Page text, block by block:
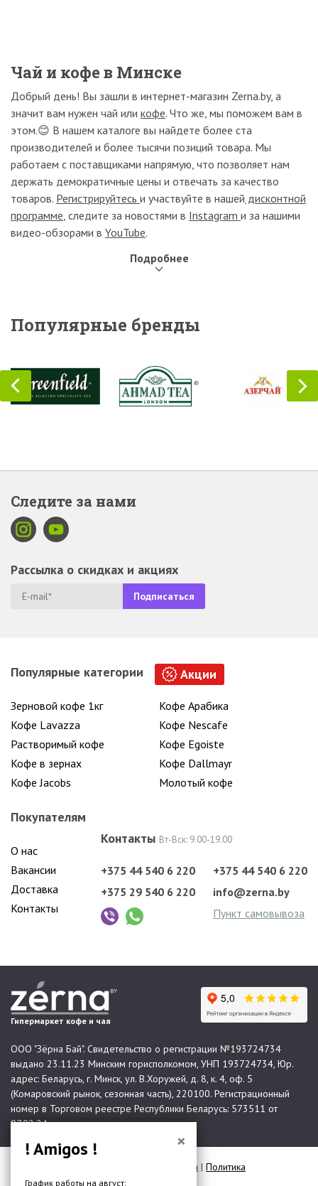
Чай и кофе в Минске
Добрый день! Вы зашли в интернет-магазин Zerna.by, а
значит вам нужен чай или кофе. Что же, мы поможем вам в
этом.😊 В нашем каталоге вы найдете более ста
производителей и более тысячи позиций товара. Мы
работаем с поставщиками напрямую, что позволяет нам
держать демократичные цены и отвечать за качество
товаров. Регистрируйтесь и участвуйте в нашей дисконтной
программе , следите за новостями в Instagram и за нашими
видео-обзорами в YouTube.
Zerna.by – ваш надежный проводник в мире чая и кофе!
Подробнее
Популярные бренды
Следите за нами
Рассылка о скидках и акциях
Популярные категории Акции
Зерновой кофе 1кг
Кофе Арабика
Кофе Lavazza
Кофе Nescafe
Растворимый кофе
Кофе Egoiste
Кофе в зернах
Кофе Dallmayr
Кофе Jacobs
Молотый кофе
Покупателям
О нас
Вакансии
Доставка
Контакты
Контакты Вт-Вск: 9.00-19.00
+375 44 540 6 220
+375 29 540 6 220
+375 44 540 6 220
info@zerna.by
Пункт самовывоза
Гипермаркет кофе и чая
ООО "Зёрна Бай". Свидетельство о регистрации №193724734
выдано 23.11.23 Минским горисполкомом, УНП 193724734, Юр.
адрес: Беларусь, г. Минск, ул. В.Хоружей, д. 8, к. 4, оф. 5
(Комаровский рынок, сезонная часть), 220100. Регистрационный
номер в Торговом реестре Республики Беларусь: 573511 от
07.02.24.
Карта сайта | Политика
конфиденциальности
×
! Amigos !
График работы на август: